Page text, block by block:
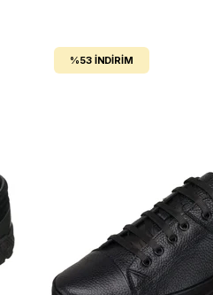
%53 İNDIRIM